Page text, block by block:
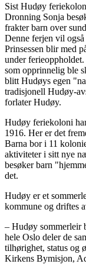
Sist Hudøy
Dronning Sonja
frakter barn over
Denne ferjen vil
Prinsessen blir med
under
som opprinnelig ble
blitt Hudøys egen
tradisjonell Hudøy-
forlater Hudøy.
Hudøy feriekoloni
1916. Her er det
Barna bor i 11
aktiviteter i sitt nye
besøker barn
det.
Hudøy er et
kommune og driftes
– Hudøy sommerleir
hele Oslo deler de
tilhørighet, status og
Kirkens Bymisjon,